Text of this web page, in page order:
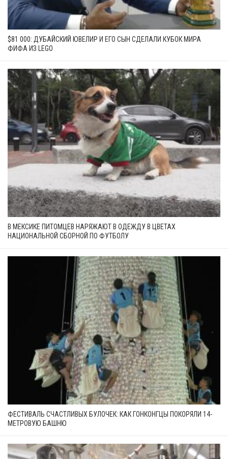
$81 000: ДУБАЙСКИЙ ЮВЕЛИР И ЕГО СЫН СДЕЛАЛИ КУБОК МИРА
ФИФА ИЗ LEGO
В МЕКСИКЕ ПИТОМЦЕВ НАРЯЖАЮТ В ОДЕЖДУ В ЦВЕТАХ
НАЦИОНАЛЬНОЙ СБОРНОЙ ПО ФУТБОЛУ
ФЕСТИВАЛЬ СЧАСТЛИВЫХ БУЛОЧЕК: КАК ГОНКОНГЦЫ ПОКОРЯЛИ 14-
МЕТРОВУЮ БАШНЮ